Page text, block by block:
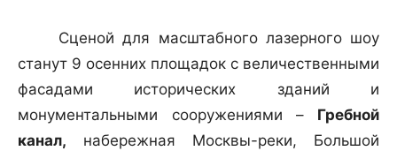
Сценой для масштабного лазерного шоу
станут 9 осенних площадок с величественными
фасадами исторических зданий и
монументальными сооружениями – Гребной
канал, набережная Москвы-реки, Большой